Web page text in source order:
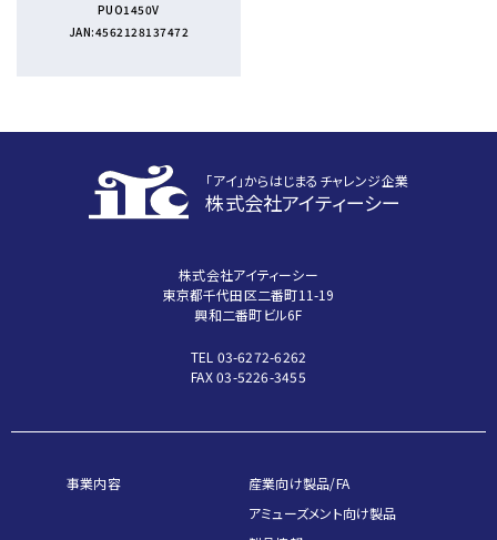
PUO1450V
JAN:4562128137472
｢アイ｣からはじまるチャレンジ企業
株式会社アイティーシー
株式会社アイティーシー
東京都千代田区二番町11-19
興和二番町ビル6F
TEL 03-6272-6262
FAX 03-5226-3455
事業内容
産業向け製品/FA
アミューズメント向け製品